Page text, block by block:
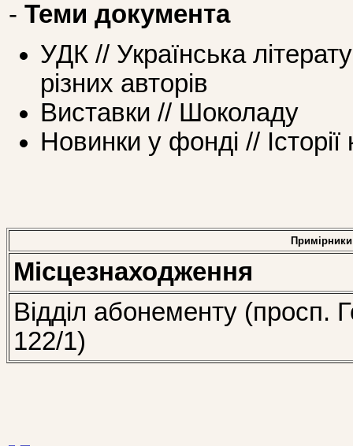
- Теми документа
УДК // Українська
різних авторів
Виставки // Шоколаду
Новинки у фонді // Історії
Примірники
Місцезнаходження
Відділ абонементу (просп.
122/1)